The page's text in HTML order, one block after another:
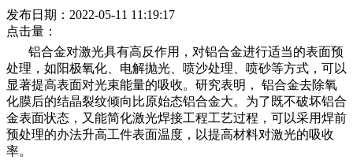
发布日期：2022-05-11 11:19:17
点击量：
铝合金对激光具有高反作用，对铝合金进行适当的表面预
处理，如阳极氧化、电解抛光、喷沙处理、喷砂等方式，可以
显著提高表面对光束能量的吸收。研究表明， 铝合金去除氧
化膜后的结晶裂纹倾向比原始态铝合金大。为了既不破坏铝合
金表面状态，又能简化激光焊接工程工艺过程，可以采用焊前
预处理的办法升高工件表面温度，以提高材料对激光的吸收
率。